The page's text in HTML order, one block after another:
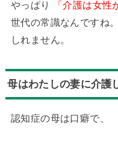
やっぱり 「介護は女性
世代の常識なんですね
しれません。
母はわたしの妻に介護
認知症の母は口癖で、